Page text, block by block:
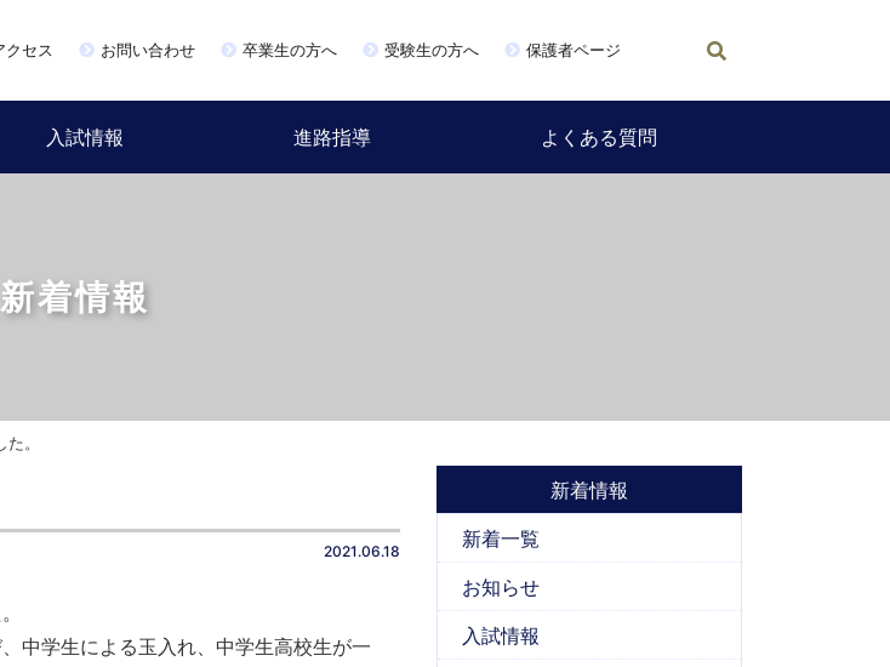
クセス お問い合わせ 卒業生の方へ 受験生の方へ 保護者ページ
入試情報 進路指導 よくある質問
新着情報
。
新着情報
新着一覧
お知らせ
入試情報
2021.06.18
中学生による玉入れ、中学生高校生が一